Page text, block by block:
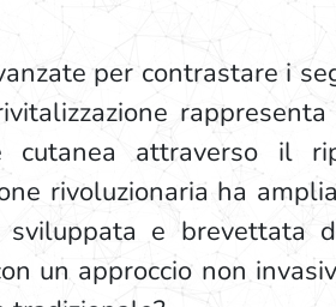
per contrastare i
attraverso il
rivoluzionaria ha
e brevettata
un approccio non